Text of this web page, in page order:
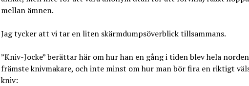
mellan ämnen.
Jag tycker att vi tar en liten skärmdumpsöverblick tillsammans.
”Kniv-Jocke” berättar här om hur han en gång i tiden blev hela
främste knivmakare, och inte minst om hur man bör fira en riktigt
kniv: